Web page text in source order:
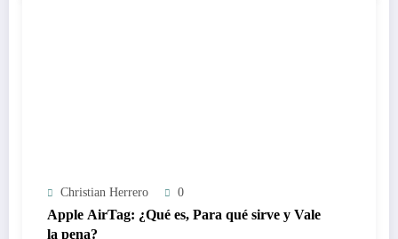
Christian Herrero 0
Apple AirTag: ¿Qué es, Para qué sirve y Vale
la pena?